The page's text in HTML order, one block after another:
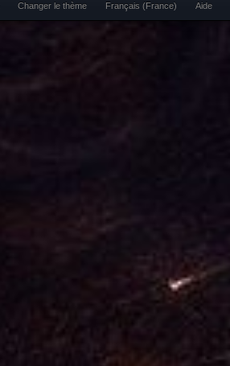
Changer le thème Français (France) Aide